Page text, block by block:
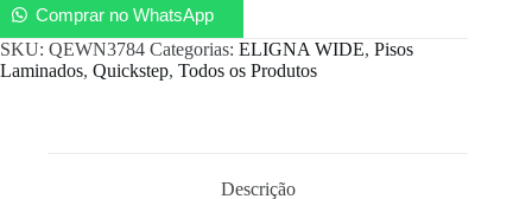
Comprar no WhatsApp
SKU: QEWN3784 Categorias: ELIGNA WIDE, Pisos
Laminados, Quickstep, Todos os Produtos
Descrição